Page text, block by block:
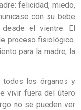
felicidad, miedo,
con su bebé
desde el vientre. El
proceso fisiológico.
para la madre, la
todos los órganos y
vivir fuera del útero
no se pueden ver